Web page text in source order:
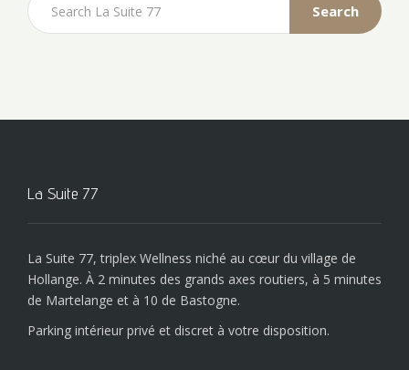
Search
La Suite 77
La Suite 77, triplex Wellness niché au cœur du village de
Hollange. À 2 minutes des grands axes routiers, à 5 minutes
de Martelange et à 10 de Bastogne.
Parking intérieur privé et discret à votre disposition.